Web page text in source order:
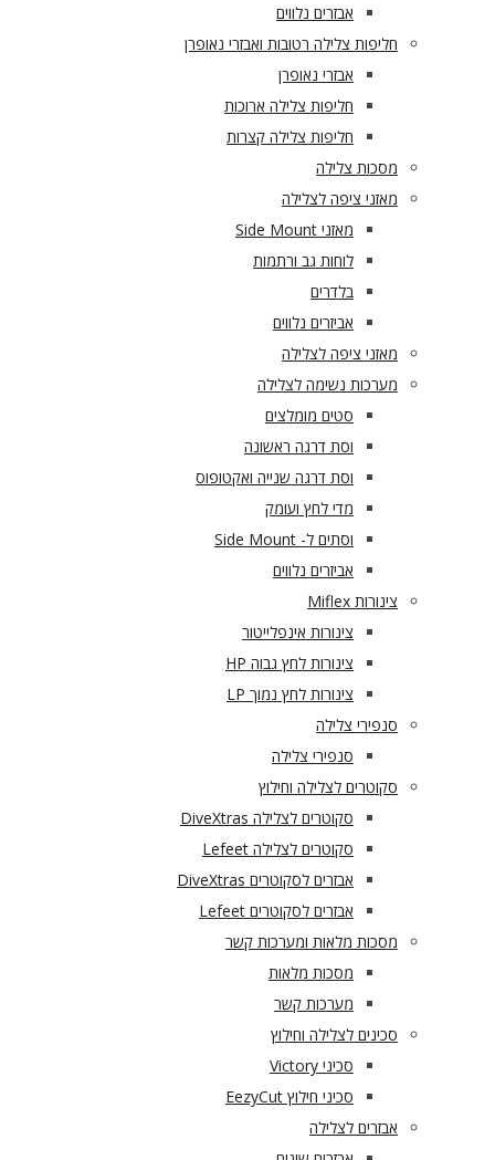
אבזרים נלווים
חליפות צלילה רטובות ואבזרי נאופרן
אבזרי נאופרן
חליפות צלילה ארוכות
חליפות צלילה קצרות
מסכות צלילה
מאזני ציפה לצלילה
מאזני Side Mount
לוחות גב ורתמות
בלדרים
אביזרים נלווים
מאזני ציפה לצלילה
מערכות נשימה לצלילה
סטים מומלצים
וסת דרגה ראשונה
וסת דרגה שנייה ואקטופוס
מדי לחץ ועומק
וסתים ל- Side Mount
אביזרים נלווים
צינורות Miflex
צינורות אינפלייטור
צינורות לחץ גבוה HP
צינורות לחץ נמוך LP
סנפירי צלילה
סנפירי צלילה
סקוטרים לצלילה וחילוץ
סקוטרים לצלילה DiveXtras
סקוטרים לצלילה Lefeet
אבזרים לסקוטרים DiveXtras
אבזרים לסקוטרים Lefeet
מסכות מלאות ומערכות קשר
מסכות מלאות
מערכות קשר
סכינים לצלילה וחילוץ
סכיני Victory
סכיני חילוץ EezyCut
אבזרים לצלילה